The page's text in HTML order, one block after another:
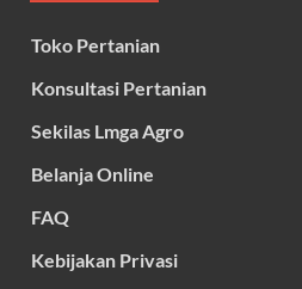
Toko Pertanian
Konsultasi Pertanian
Sekilas Lmga Agro
Belanja Online
FAQ
Kebijakan Privasi